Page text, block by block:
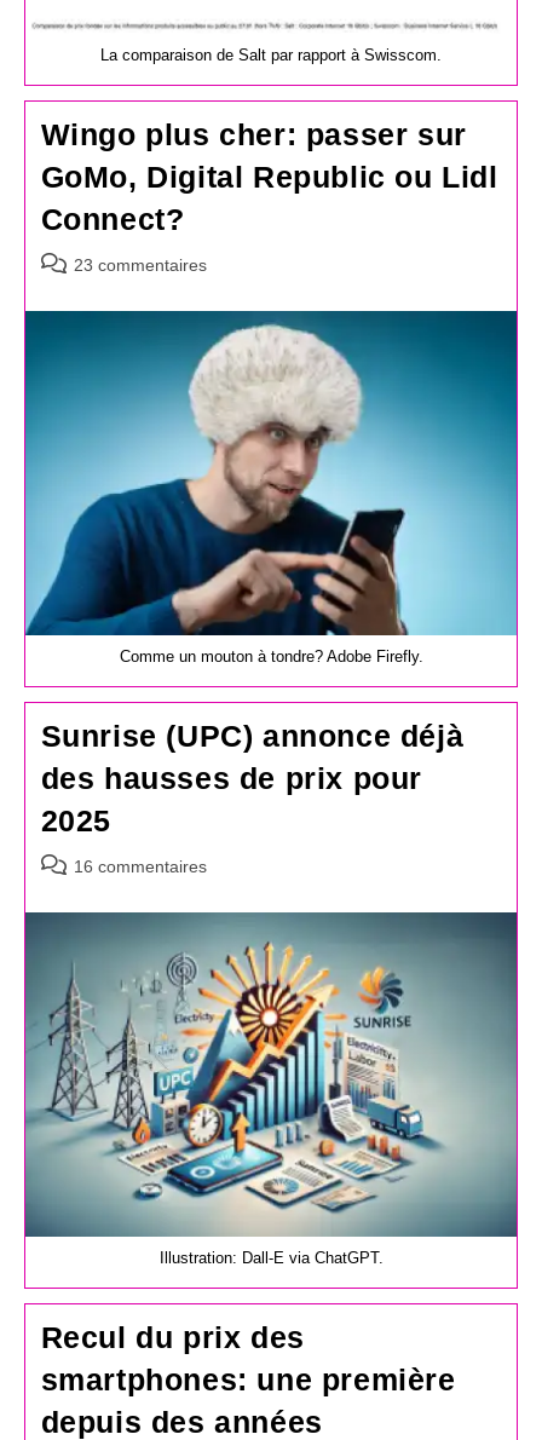
La comparaison de Salt par rapport à Swisscom.
Wingo plus cher: passer sur
GoMo, Digital Republic ou Lidl
Connect?
Commentaires
la
23 commentaires
Comme un mouton à tondre? Adobe Firefly.
Sunrise (UPC) annonce déjà
des hausses de prix pour
2025
Commentaires
la
16 commentaires
Illustration: Dall-E via ChatGPT.
Recul du prix des
smartphones: une première
depuis des années